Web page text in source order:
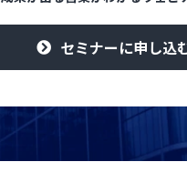
セミナーに申し込